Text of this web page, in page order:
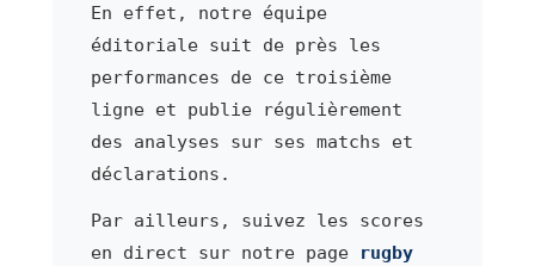
En effet, notre équipe
éditoriale suit de près les
performances de ce troisième
ligne et publie régulièrement
des analyses sur ses matchs et
déclarations.
Par ailleurs, suivez les scores
en direct sur notre page
rugby